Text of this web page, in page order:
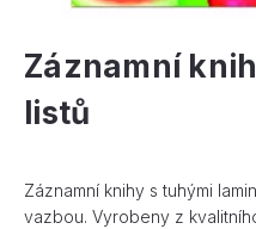
Záznamní
listů
Záznamní knihy s tuhými
vazbou. Vyrobeny z